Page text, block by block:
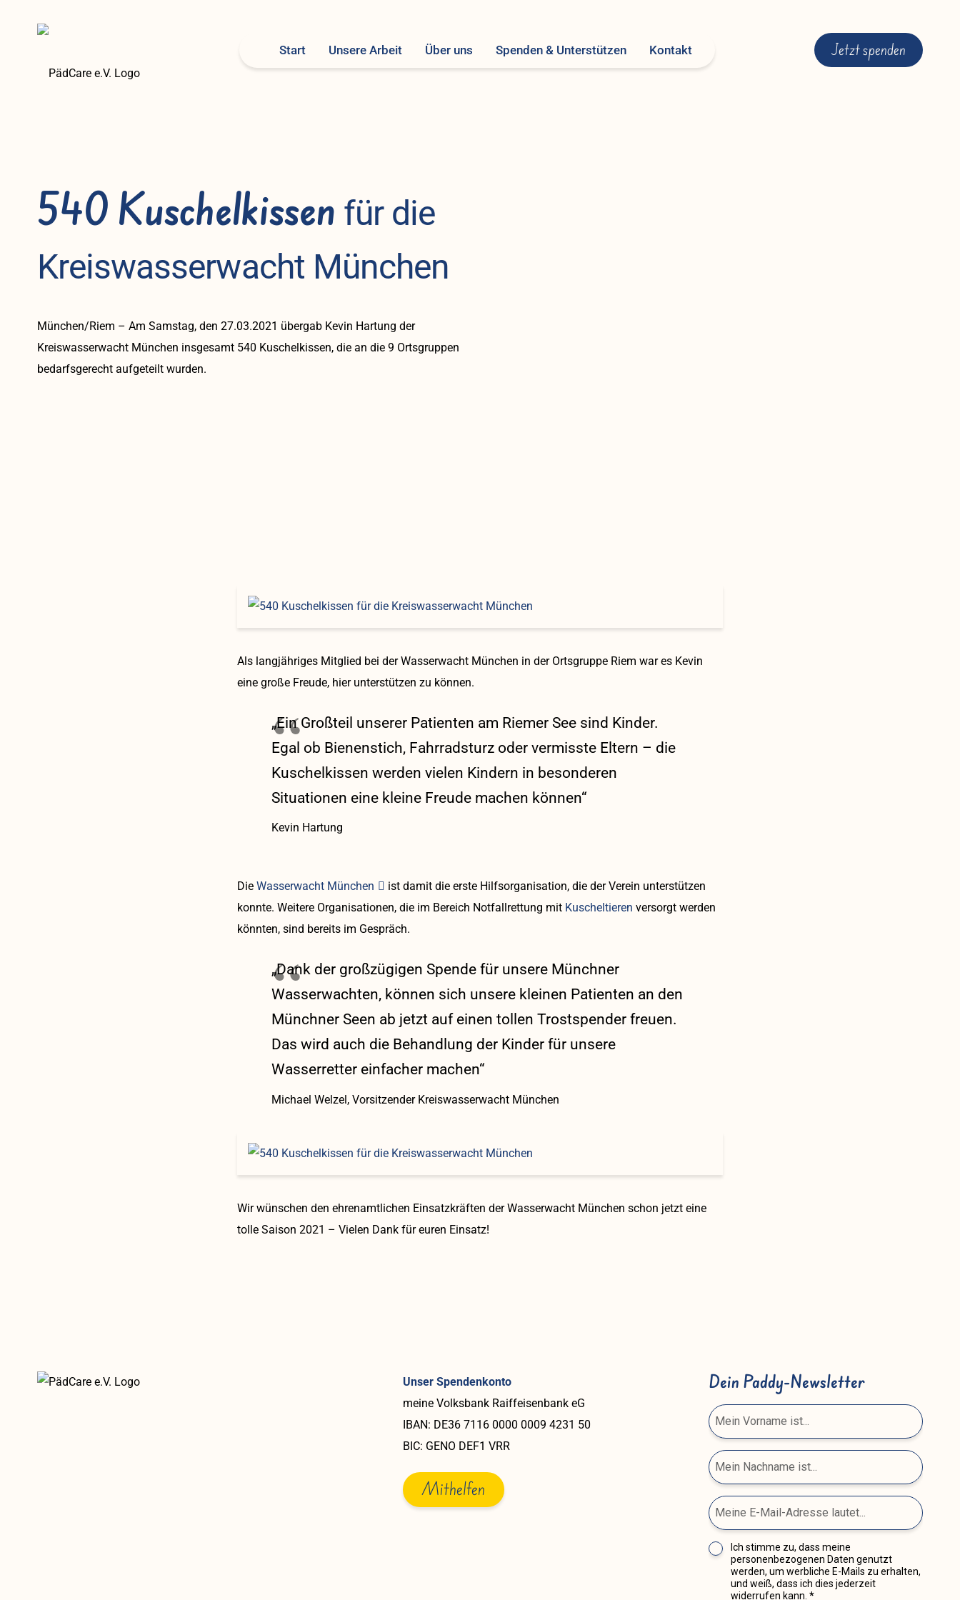
Start Unsere Arbeit Über uns Spenden & Unterstützen Kontakt Jetzt spenden
540 Kuschelkissen für die
Kreiswasserwacht München
München/Riem – Am Samstag, den 27.03.2021 übergab Kevin Hartung der
Kreiswasserwacht München insgesamt 540 Kuschelkissen, die an die 9 Ortsgruppen
bedarfsgerecht aufgeteilt wurden.
Als langjähriges Mitglied bei der Wasserwacht München in der Ortsgruppe Riem war es Kevin
eine große Freude, hier unterstützen zu können.
„Ein Großteil unserer Patienten am Riemer See sind Kinder.
Egal ob Bienenstich, Fahrradsturz oder vermisste Eltern – die
Kuschelkissen werden vielen Kindern in besonderen
Situationen eine kleine Freude machen können“
Kevin Hartung
Die Wasserwacht München
ist damit die erste Hilfsorganisation, die der Verein unterstützen
konnte. Weitere Organisationen, die im Bereich Notfallrettung mit Kuscheltieren versorgt werden
könnten, sind bereits im Gespräch.
„Dank der großzügigen Spende für unsere Münchner
Wasserwachten, können sich unsere kleinen Patienten an den
Münchner Seen ab jetzt auf einen tollen Trostspender freuen.
Das wird auch die Behandlung der Kinder für unsere
Wasserretter einfacher machen“
Michael Welzel, Vorsitzender Kreiswasserwacht München
Wir wünschen den ehrenamtlichen Einsatzkräften der Wasserwacht München schon jetzt eine
tolle Saison 2021 – Vielen Dank für euren Einsatz!
Unser Spendenkonto
meine Volksbank Raiffeisenbank eG
IBAN: DE36 7116 0000 0009 4231 50
BIC: GENO DEF1 VRR
Mithelfen
Dein Paddy-Newsletter
Ich stimme zu, dass meine
personenbezogenen Daten genutzt
werden, um werbliche E-Mails zu erhalten,
und weiß, dass ich dies jederzeit
widerrufen kann.